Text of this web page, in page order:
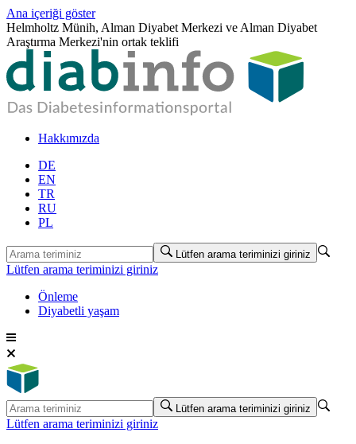
Ana içeriği göster
Helmholtz Münih, Alman Diyabet Merkezi ve Alman Diyabet
Araştırma Merkezi'nin ortak teklifi
Hakkımızda
DE
EN
TR
RU
PL
Lütfen arama teriminizi giriniz
Lütfen arama teriminizi giriniz
Önleme
Diyabetli yaşam
Lütfen arama teriminizi giriniz
Lütfen arama teriminizi giriniz